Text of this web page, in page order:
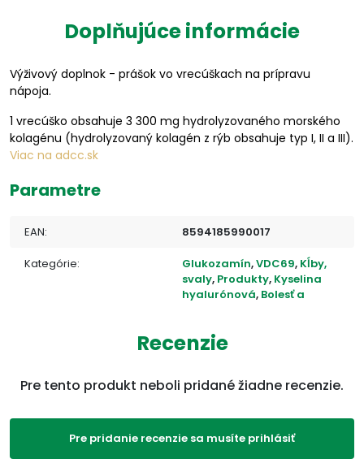
Doplňujúce informácie
Výživový doplnok - prášok vo vrecúškach na prípravu
nápoja.
1 vrecúško obsahuje 3 300 mg hydrolyzovaného morského
kolagénu (hydrolyzovaný kolagén z rýb obsahuje typ I, II a III).
Viac na adcc.sk
Parametre
EAN: 8594185990017
Kategórie: Glukozamín,VDC69, Kĺby,
svaly, Produkty, Kyselina
hyalurónová, Bolesť a
kĺbov
Recenzie
Pre tento produkt neboli pridané žiadne recenzie.
Pre pridanie recenzie sa musíte prihlásiť